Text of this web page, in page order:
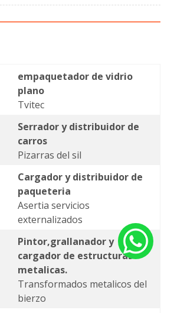
empaquetador de vidrio
plano
Tvitec
Serrador y distribuidor de
carros
Pizarras del sil
Cargador y distribuidor de
paqueteria
Asertia servicios
externalizados
Pintor,grallanador y
cargador de estructuras
metalicas.
Transformados metalicos del
bierzo